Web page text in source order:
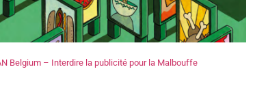
Belgium – Interdire la publicité pour la Malbouffe